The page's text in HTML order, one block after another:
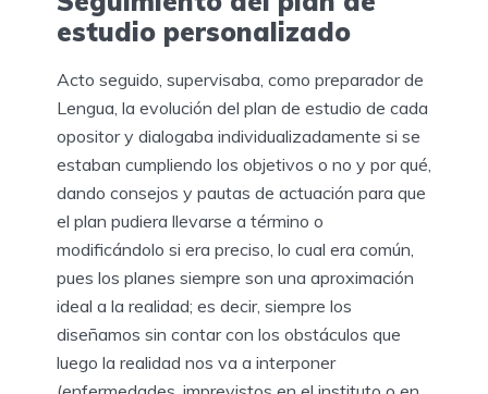
estudio personalizado
Acto seguido, supervisaba, como preparador de
Lengua, la evolución del plan de estudio de cada
opositor y dialogaba individualizadamente si se
estaban cumpliendo los objetivos o no y por qué,
dando consejos y pautas de actuación para que
el plan pudiera llevarse a término o
modificándolo si era preciso, lo cual era común,
pues los planes siempre son una aproximación
ideal a la realidad; es decir, siempre los
diseñamos sin contar con los obstáculos que
luego la realidad nos va a interponer